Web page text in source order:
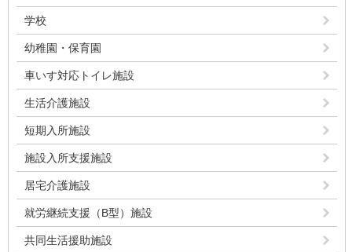
学校
幼稚園・保育園
車いす対応トイレ施設
生活介護施設
短期入所施設
施設入所支援施設
居宅介護施設
就労継続支援（B型）施設
共同生活援助施設